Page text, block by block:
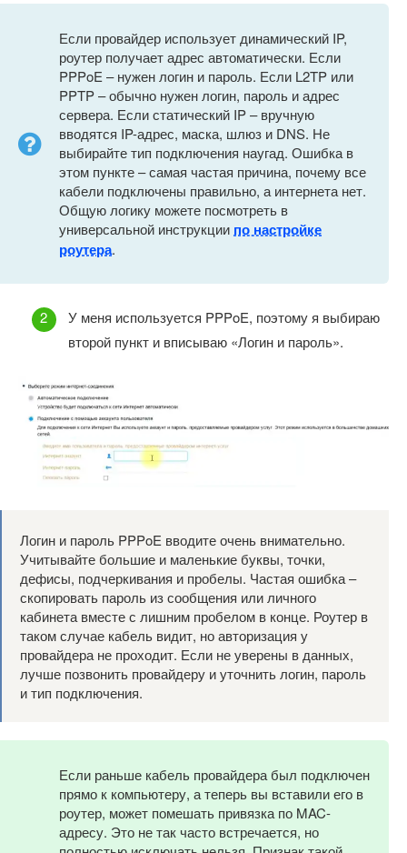
Если провайдер использует динамический IP,
роутер получает адрес автоматически. Если
PPPoE – нужен логин и пароль. Если L2TP или
PPTP – обычно нужен логин, пароль и адрес
сервера. Если статический IP – вручную
вводятся IP-адрес, маска, шлюз и DNS. Не
выбирайте тип подключения наугад. Ошибка в
этом пункте – самая частая причина, почему все
кабели подключены правильно, а интернета нет.
Общую логику можете посмотреть в
универсальной инструкции по настройке
роутера.
У меня используется PPPoE, поэтому я выбираю
второй пункт и вписываю «Логин и пароль».
Логин и пароль PPPoE вводите очень внимательно.
Учитывайте большие и маленькие буквы, точки,
дефисы, подчеркивания и пробелы. Частая ошибка –
скопировать пароль из сообщения или личного
кабинета вместе с лишним пробелом в конце. Роутер в
таком случае кабель видит, но авторизация у
провайдера не проходит. Если не уверены в данных,
лучше позвонить провайдеру и уточнить логин, пароль
и тип подключения.
Если раньше кабель провайдера был подключен
прямо к компьютеру, а теперь вы вставили его в
роутер, может помешать привязка по MAC-
адресу. Это не так часто встречается, но